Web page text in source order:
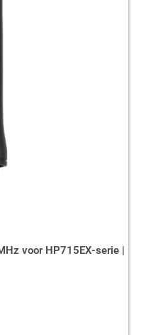
voor HP715EX-serie |